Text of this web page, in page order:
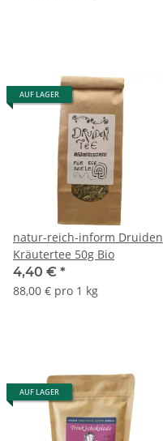
AUF LAGER
natur-reich-inform Druiden
Kräutertee 50g Bio
4,40 € *
88,00 € pro 1 kg
AUF LAGER